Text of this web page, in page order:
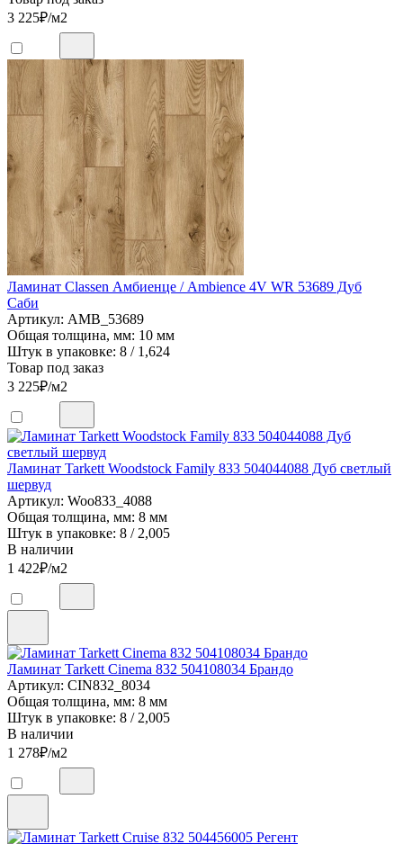
3 225₽/м2
Ламинат Classen Амбиенце / Ambience 4V WR 53689 Дуб
Саби
Артикул: AMB_53689
Общая толщина, мм: 10 мм
Штук в упаковке: 8 / 1,624
Товар под заказ
3 225₽/м2
Ламинат Tarkett Woodstock Family 833 504044088 Дуб светлый
шервуд
Артикул: Woo833_4088
Общая толщина, мм: 8 мм
Штук в упаковке: 8 / 2,005
В наличии
1 422₽/м2
Ламинат Tarkett Cinema 832 504108034 Брандо
Артикул: CIN832_8034
Общая толщина, мм: 8 мм
Штук в упаковке: 8 / 2,005
В наличии
1 278₽/м2